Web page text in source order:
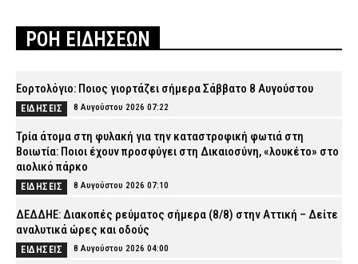
ΡΟΗ ΕΙΔΗΣΕΩΝ
Εορτολόγιο: Ποιος γιορτάζει σήμερα Σάββατο 8 Αυγούστου
ΕΙΔΗΣΕΙΣ 8 Αυγούστου 2026 07:22
Τρία άτομα στη φυλακή για την καταστροφική φωτιά στη
Βοιωτία: Ποιοι έχουν προσφύγει στη Δικαιοσύνη, «λουκέτο» στο
αιολικό πάρκο
ΕΙΔΗΣΕΙΣ 8 Αυγούστου 2026 07:10
ΔΕΔΔΗΕ: Διακοπές ρεύματος σήμερα (8/8) στην Αττική – Δείτε
αναλυτικά ώρες και οδούς
ΕΙΔΗΣΕΙΣ 8 Αυγούστου 2026 04:00